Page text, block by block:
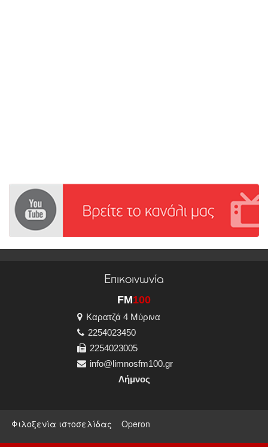
Επικοινωνία
FM100
Καρατζά 4 Μύρινα
2254023450
2254023005
info@limnosfm100.gr
Λήμνος
Φιλοξενία ιστοσελίδας Operon